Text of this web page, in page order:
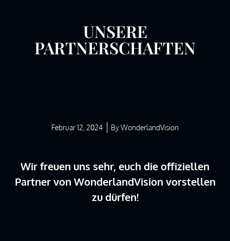
UNSERE
PARTNERSCHAFTEN
Februar 12, 2024 ByWonderlandVision
Wir freuen uns sehr, euch die offiziellen
Partner von WonderlandVision vorstellen
zu dürfen!